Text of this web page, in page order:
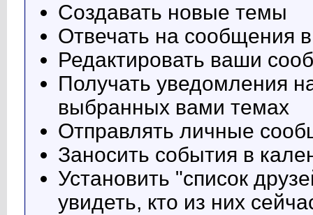
Создавать новые темы
Отвечать на сообщения
Редактировать ваши
Получать уведомления
выбранных вами темах
Отправлять личные
Заносить события в
Установить "список
увидеть, кто из них